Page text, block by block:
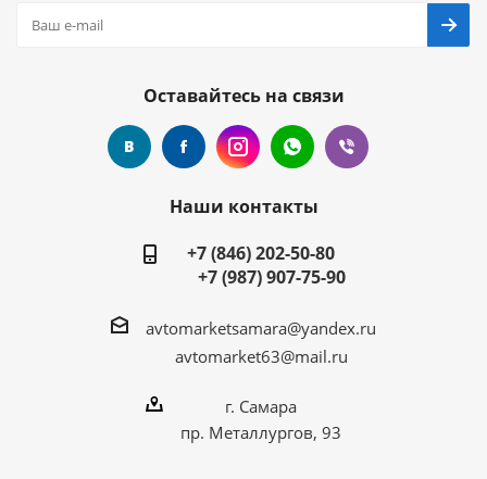
Оставайтесь на связи
Наши контакты
+7 (846) 202-50-80
+7 (987) 907-75-90
avtomarketsamara@yandex.ru
avtomarket63@mail.ru
г. Самара
пр. Металлургов, 93